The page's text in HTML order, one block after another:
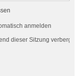
anmelden
dieser Sitzung verbergen